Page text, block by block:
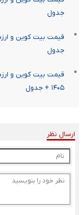
جدول
جدول
۱۴۰۵ + جدول
ارسال نظر